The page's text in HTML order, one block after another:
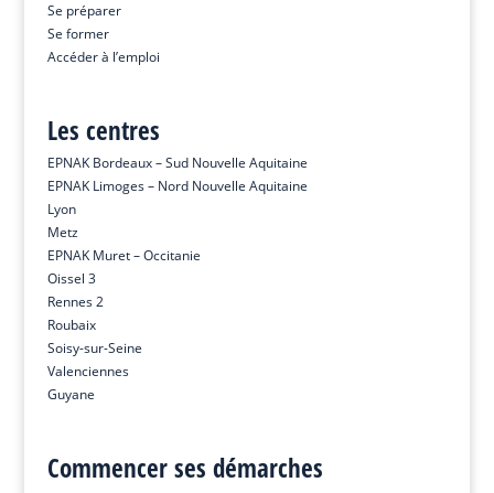
Se préparer
Se former
Accéder à l’emploi
Les centres
EPNAK Bordeaux – Sud Nouvelle Aquitaine
EPNAK Limoges – Nord Nouvelle Aquitaine
Lyon
Metz
EPNAK Muret – Occitanie
Oissel 3
Rennes 2
Roubaix
Soisy-sur-Seine
Valenciennes
Guyane
Commencer ses démarches